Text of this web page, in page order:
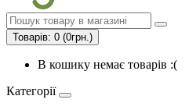
Товарів: 0 (0грн.)
В кошику немає товарів :(
Категорії